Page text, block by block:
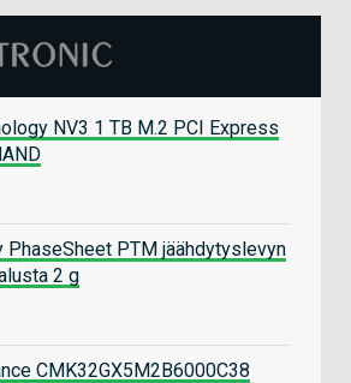
NV3 1 TB M.2 PCI Express
PhaseSheet PTM jäähdytyslevyn
2 g
CMK32GX5M2B6000C38